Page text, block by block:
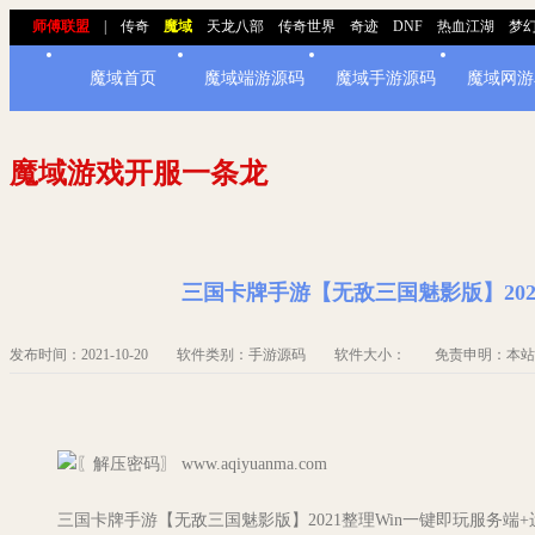
师傅联盟 传奇 魔域 天龙八部 传奇世界 奇迹 DNF 热血江湖 梦
魔域首页 魔域端游源码 魔域手游源码 魔域网
魔域游戏开服一条龙
三国卡牌手游【无敌三国魅影版】
发布时间：2021-10-20 软件类别：手游源码 软件大小： 免责申明：本站
〖解压密码〗 www.aqiyuanma.com
三国卡牌手游【无敌三国魅影版】2021整理Win一键即玩服务端